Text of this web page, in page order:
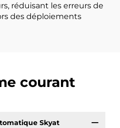
réduisant les erreurs de
des déploiements
courant
Skyat